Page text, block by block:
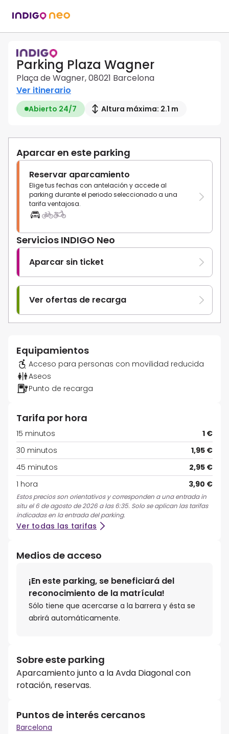
Parking Plaza Wagner
Plaça de Wagner, 08021 Barcelona
Ver itinerario
Abierto 24/7 Altura máxima: 2.1 m
Aparcar en este parking
Reservar aparcamiento
Elige tus fechas con antelación y accede al
parking durante el periodo seleccionado a una
tarifa ventajosa.
Servicios INDIGO Neo
Aparcar sin ticket
Ver ofertas de recarga
Equipamientos
Acceso para personas con movilidad reducida
Aseos
Punto de recarga
Tarifa por hora
15 minutos
1 €
30 minutos
1,95 €
45 minutos
2,95 €
1 hora
3,90 €
Estos precios son orientativos y corresponden a una entrada in
situ el 6 de agosto de 2026 a las 6:35. Solo se aplican las tarifas
indicadas en la entrada del parking.
Ver todas las tarifas
Medios de acceso
¡En este parking, se beneficiará del
reconocimiento de la matrícula!
Sólo tiene que acercarse a la barrera y ésta se
abrirá automáticamente.
Sobre este parking
Aparcamiento junto a la Avda Diagonal con
rotación, reservas.
Puntos de interés cercanos
Barcelona